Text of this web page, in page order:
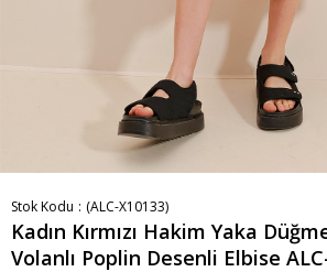
Stok Kodu (ALC-X10133)
Kadın Kırmızı Hakim Yaka
Volanlı Poplin Desenli Elbise